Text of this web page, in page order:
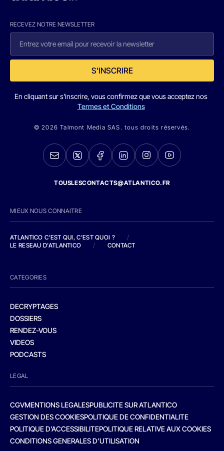
RECEVEZ NOTRE NEWSLETTER
S'INSCRIRE
En cliquant sur s'inscrire, vous confirmez que vous acceptez nos
Termes et Conditions
© 2026 Talmont Media SAS. tous droits réservés.
TOUSLESCONTACTS@ATLANTICO.FR
MIEUX NOUS CONNAITRE
ATLANTICO C'EST QUI, C'EST QUOI ?
/
LE RESEAU D'ATLANTICO
/ CONTACT
CATEGORIES
DECRYPTAGES
DOSSIERS
RENDEZ-VOUS
VIDEOS
PODCASTS
LEGAL
CGVMENTIONS LEGALESPUBLICITE SUR ATLANTICO
GESTION DES COOKIESPOLITIQUE DE CONFIDENTIALITE
POLITIQUE D’ACCESSIBILITEPOLITIQUE RELATIVE AUX COOKIES
CONDITIONS GENERALES D’UTILISATION